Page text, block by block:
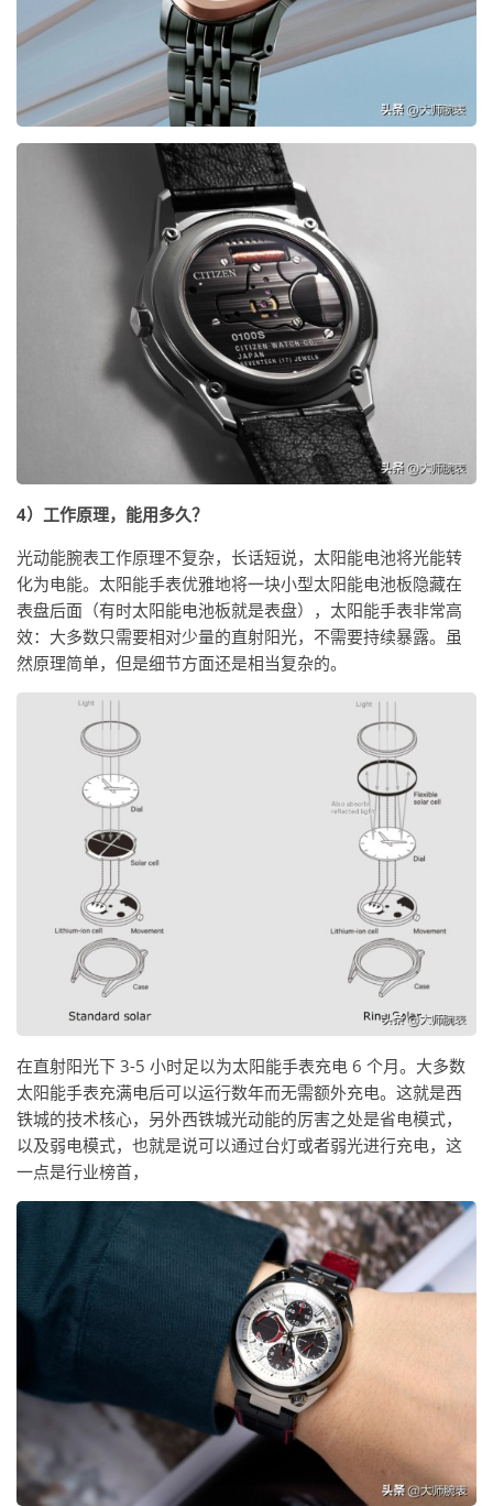
4）工作原理，能用多久？
光动能腕表工作原理不复杂，长话短说，太阳能电池将光能转
化为电能。太阳能手表优雅地将一块小型太阳能电池板隐藏在
表盘后面（有时太阳能电池板就是表盘），太阳能手表非常高
效：大多数只需要相对少量的直射阳光，不需要持续暴露。虽
然原理简单，但是细节方面还是相当复杂的。
在直射阳光下 3-5 小时足以为太阳能手表充电 6 个月。大多数
太阳能手表充满电后可以运行数年而无需额外充电。这就是西
铁城的技术核心，另外西铁城光动能的厉害之处是省电模式，
以及弱电模式，也就是说可以通过台灯或者弱光进行充电，这
一点是行业榜首，